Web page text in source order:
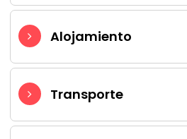
Alojamiento
Transporte